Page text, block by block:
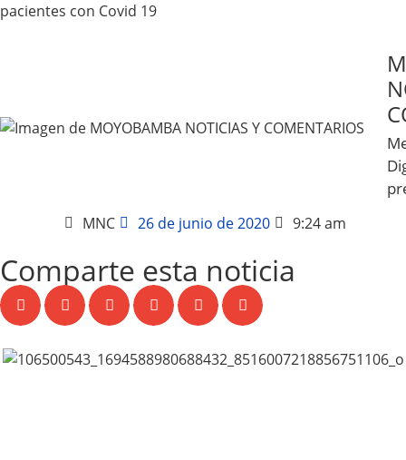
pacientes con Covid 19
MNC 26 de junio de 2020 9:24 am
Comparte esta noticia